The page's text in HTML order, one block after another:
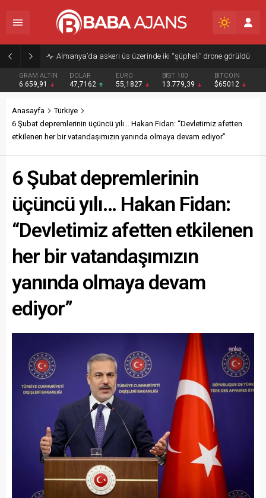
Almanya’da askeri üs üzerinde iki “şüpheli” drone görüldü
GRAM ALTIN
6.659,91
DOLAR
47,7162
EURO
55,1827
BIST 100
13.779,39
BITCOIN
$65012
Anasayfa
Türkiye
6 Şubat depremlerinin üçüncü yılı… Hakan Fidan: “Devletimiz afetten
etkilenen her bir vatandaşımızın yanında olmaya devam ediyor”
6 Şubat depremlerinin
üçüncü yılı… Hakan Fidan:
“Devletimiz afetten etkilenen
her bir vatandaşımızın
yanında olmaya devam
ediyor”